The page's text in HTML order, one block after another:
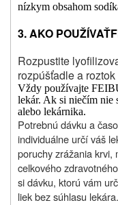
nízkym obsahom
3.AKO POUŽÍVAŤ
Rozpustite
rozpúšťadle a
Vždy používajte
lekár. Ak si niečím nie
alebo lekárnika.
Potrebnú dávku a
individuálne určí váš
poruchy zrážania krvi,
celkového
si dávku, ktorú vám
liek bez súhlasu lekára.